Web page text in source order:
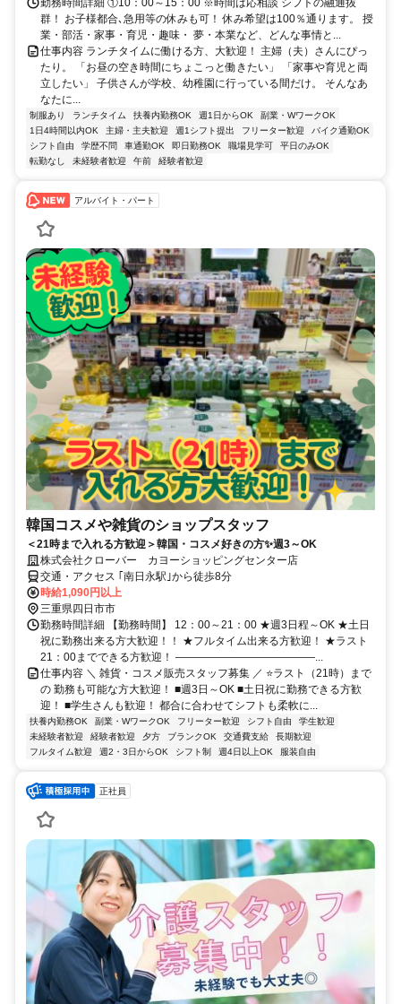
勤務時間詳細 ①10：00～15：00 ※時間は応相談 シフトの融通抜
群！ お子様都合､急用等の休みも可！ 休み希望は100％通ります。 授
業・部活・家事・育児・趣味・ 夢・本業など、どんな事情と...
仕事内容 ランチタイムに働ける方、大歓迎！ 主婦（夫）さんにぴっ
たり。 「お昼の空き時間にちょこっと働きたい」 「家事や育児と両
立したい」 子供さんが学校、幼稚園に行っている間だけ。 そんなあ
なたに...
制服あり ランチタイム 扶養内勤務OK 週1日からOK
副業・WワークOK
1日4時間以内OK
主婦・主夫歓迎 週1シフト提出 フリーター歓迎
バイク通勤OK
シフト自由
学歴不問 車通勤OK 即日勤務OK 職場見学可
平日のみOK
転勤なし
未経験者歓迎 午前 経験者歓迎
アルバイト・パート
韓国コスメや雑貨のショップスタッフ
＜21時まで入れる方歓迎＞韓国・コスメ好きの方✨週3～OK
株式会社クローバー カヨーショッピングセンター店
交通・アクセス ｢南日永駅｣から徒歩8分
時給1,090円以上
三重県四日市市
勤務時間詳細 【勤務時間】 12：00～21：00 ★週3日程～OK ★土日
祝に勤務出来る方大歓迎！！ ★フルタイム出来る方歓迎！ ★ラスト
21：00までできる方歓迎！ ―――――――――――――...
仕事内容 ＼ 雑貨・コスメ販売スタッフ募集 ／ ⭐ラスト（21時）まで
の 勤務も可能な方大歓迎！ ■週3日～OK ■土日祝に勤務できる方歓
迎！ ■学生さんも歓迎！ 都合に合わせてシフトも柔軟に...
扶養内勤務OK 副業・WワークOK フリーター歓迎 シフト自由
学生歓迎
未経験者歓迎
経験者歓迎 夕方 ブランクOK 交通費支給
長期歓迎
フルタイム歓迎
週2・3日からOK シフト制 週4日以上OK 服装自由
正社員